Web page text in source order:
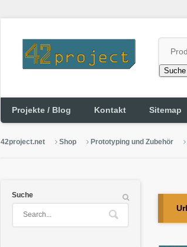
Suche
Projekte / Blog Kontakt Sitemap
42project.net Shop Prototyping und Zubehör
Suche